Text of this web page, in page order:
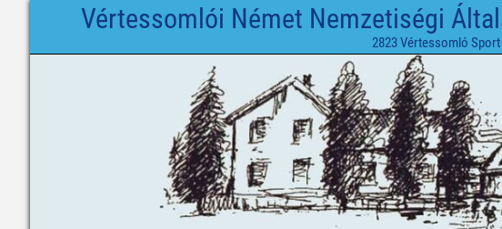
Vértessomlói Német Nemzetiségi
2823 Vértessomló